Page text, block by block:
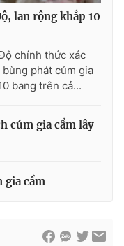
lan rộng khắp 10
chính thức xác
phát cúm gia
bang trên cả...
cúm gia cầm lây
gia cầm